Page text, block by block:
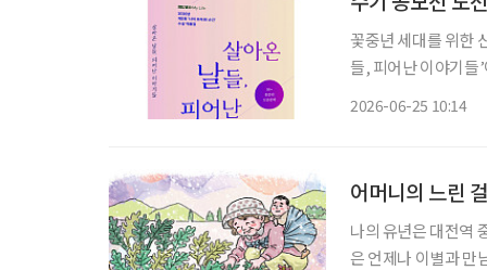
꽃중년 세대를 위한
들, 피어난 이야기들
2026-06-25 10:14
어머니의 느린
나의 유년은 대전역
은 언제나 이별과 만